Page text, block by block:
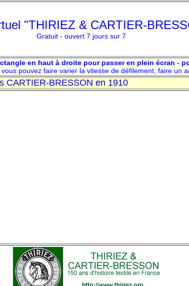
"THIRIEZ & CARTIER-
Gratuit - ouvert 7 jours sur 7
en haut à droite pour passer en plein écran -
pouvez faire varier la vitesse de défilement, faire un
CARTIER-BRESSON en 1910